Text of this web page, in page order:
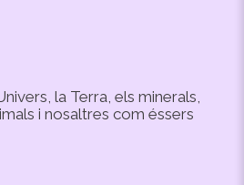
la Terra, els minerals,
i nosaltres com éssers